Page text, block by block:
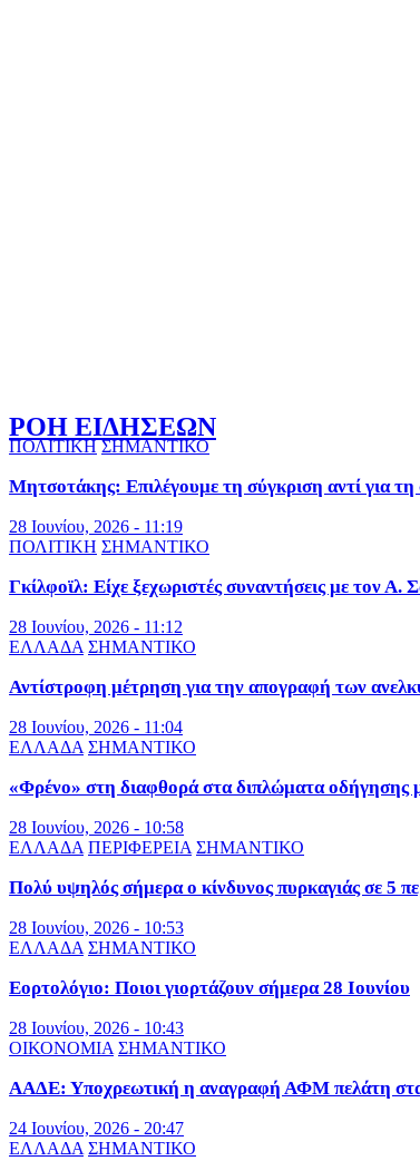
ΡΟΗ ΕΙΔΗΣΕΩΝ
ΠΟΛΙΤΙΚΗ ΣΗΜΑΝΤΙΚΟ
Μητσοτάκης: Επιλέγουμε τη σύγκριση αντί για
28 Ιουνίου, 2026 - 11:19
ΠΟΛΙΤΙΚΗ ΣΗΜΑΝΤΙΚΟ
Γκίλφοϊλ: Είχε ξεχωριστές συναντήσεις με τον
28 Ιουνίου, 2026 - 11:12
ΕΛΛΑΔΑ ΣΗΜΑΝΤΙΚΟ
Αντίστροφη μέτρηση για την απογραφή των
28 Ιουνίου, 2026 - 11:04
ΕΛΛΑΔΑ ΣΗΜΑΝΤΙΚΟ
«Φρένο» στη διαφθορά στα διπλώματα οδήγησης
28 Ιουνίου, 2026 - 10:58
ΕΛΛΑΔΑ ΠΕΡΙΦΕΡΕΙΑ ΣΗΜΑΝΤΙΚΟ
Πολύ υψηλός σήμερα ο κίνδυνος πυρκαγιάς σε 5
28 Ιουνίου, 2026 - 10:53
ΕΛΛΑΔΑ ΣΗΜΑΝΤΙΚΟ
Εορτολόγιο: Ποιοι γιορτάζουν σήμερα 28 Ιουνίου
28 Ιουνίου, 2026 - 10:43
ΟΙΚΟΝΟΜΙΑ ΣΗΜΑΝΤΙΚΟ
ΑΑΔΕ: Υποχρεωτική η αναγραφή ΑΦΜ πελάτη στα
24 Ιουνίου, 2026 - 20:47
ΕΛΛΑΔΑ ΣΗΜΑΝΤΙΚΟ